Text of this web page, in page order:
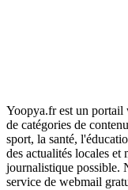
Yoopya.fr est un portail
de catégories de
sport, la santé,
des actualités locales et
journalistique possible.
service de webmail